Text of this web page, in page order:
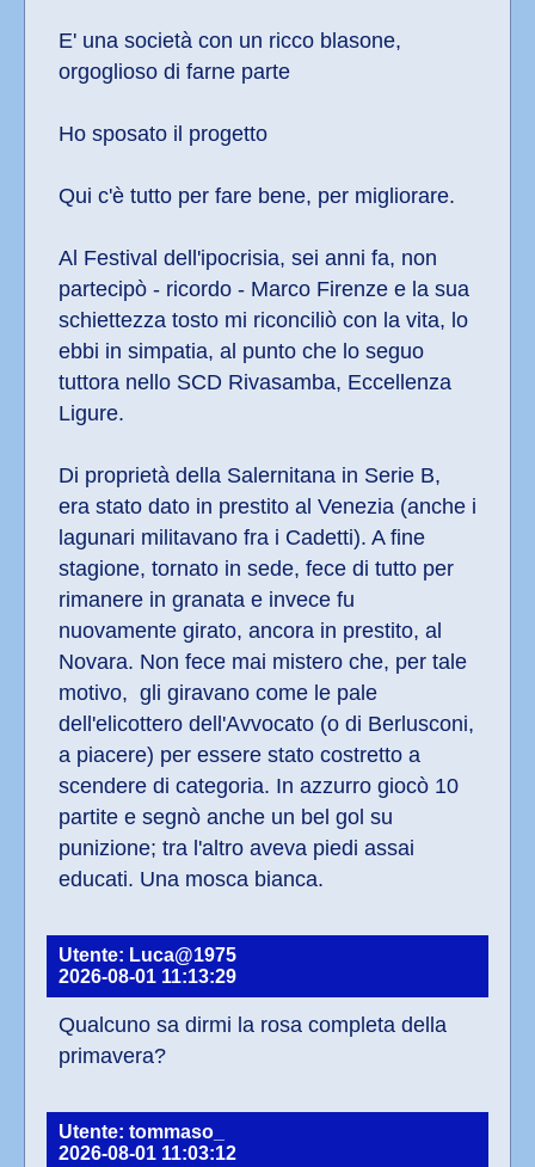
E' una società con un ricco blasone,
orgoglioso di farne parte
Ho sposato il progetto
Qui c'è tutto per fare bene, per migliorare.
Al Festival dell'ipocrisia, sei anni fa, non
partecipò - ricordo - Marco Firenze e la sua
schiettezza tosto mi riconciliò con la vita, lo
ebbi in simpatia, al punto che lo seguo
tuttora nello SCD Rivasamba, Eccellenza
Ligure.
Di proprietà della Salernitana in Serie B,
era stato dato in prestito al Venezia (anche i
lagunari militavano fra i Cadetti). A fine
stagione, tornato in sede, fece di tutto per
rimanere in granata e invece fu
nuovamente girato, ancora in prestito, al
Novara. Non fece mai mistero che, per tale
motivo,  gli giravano come le pale
dell'elicottero dell'Avvocato (o di Berlusconi,
a piacere) per essere stato costretto a
scendere di categoria. In azzurro giocò 10
partite e segnò anche un bel gol su
punizione; tra l'altro aveva piedi assai
educati. Una mosca bianca.
Utente: Luca@1975
2026-08-01 11:13:29
Qualcuno sa dirmi la rosa completa della
primavera?
Utente: tommaso_
2026-08-01 11:03:12